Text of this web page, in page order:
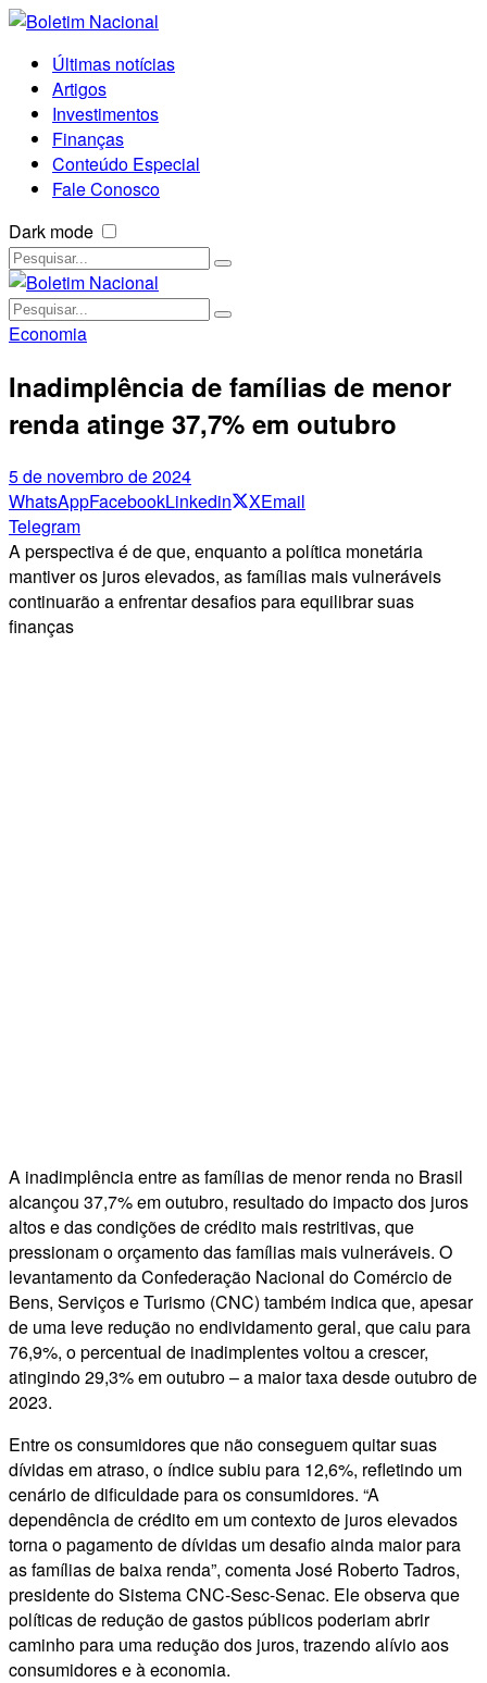
Últimas notícias
Artigos
Investimentos
Finanças
Conteúdo Especial
Fale Conosco
Dark mode
Economia
Inadimplência de famílias de menor
renda atinge 37,7% em outubro
5 de novembro de 2024
WhatsAppFacebookLinkedin XEmail
Telegram
A perspectiva é de que, enquanto a política monetária
mantiver os juros elevados, as famílias mais vulneráveis
continuarão a enfrentar desafios para equilibrar suas
finanças
A inadimplência entre as famílias de menor renda no Brasil
alcançou 37,7% em outubro, resultado do impacto dos juros
altos e das condições de crédito mais restritivas, que
pressionam o orçamento das famílias mais vulneráveis. O
levantamento da Confederação Nacional do Comércio de
Bens, Serviços e Turismo (CNC) também indica que, apesar
de uma leve redução no endividamento geral, que caiu para
76,9%, o percentual de inadimplentes voltou a crescer,
atingindo 29,3% em outubro – a maior taxa desde outubro de
2023.
Entre os consumidores que não conseguem quitar suas
dívidas em atraso, o índice subiu para 12,6%, refletindo um
cenário de dificuldade para os consumidores. “A
dependência de crédito em um contexto de juros elevados
torna o pagamento de dívidas um desafio ainda maior para
as famílias de baixa renda”, comenta José Roberto Tadros,
presidente do Sistema CNC-Sesc-Senac. Ele observa que
políticas de redução de gastos públicos poderiam abrir
caminho para uma redução dos juros, trazendo alívio aos
consumidores e à economia.